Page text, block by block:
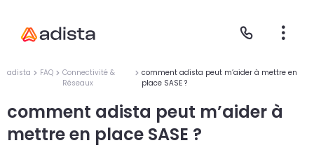
adista FAQ
Connectivité &
Réseaux
comment adista peut m’aider à mettre en
place SASE ?
comment adista peut m’aider à
mettre en place SASE ?